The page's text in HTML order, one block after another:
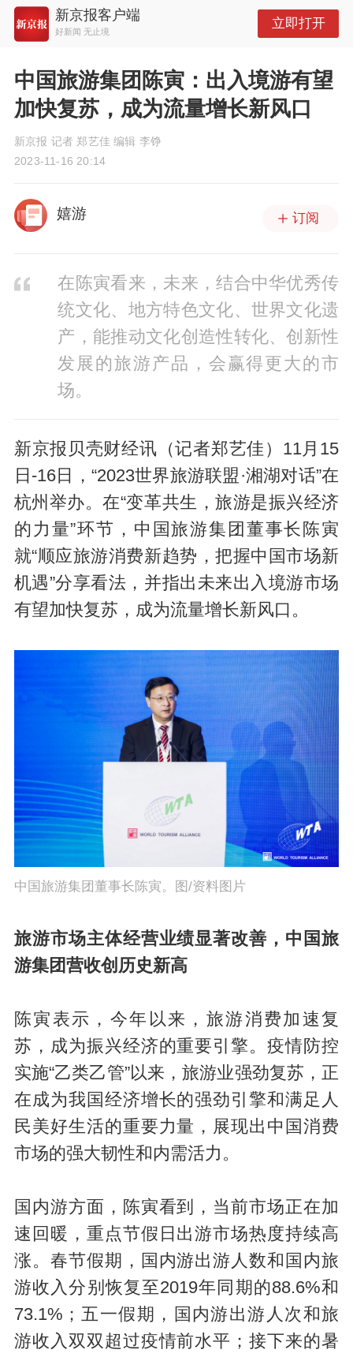
新京报客户端
好新闻 无止境
立即打开
中国旅游集团陈寅：出入境游有望
加快复苏，成为流量增长新风口
新京报 记者 郑艺佳 编辑 李铮
2023-11-16 20:14
嬉游 订阅
在陈寅看来，未来，结合中华优秀传
统文化、地方特色文化、世界文化遗
产，能推动文化创造性转化、创新性
发展的旅游产品，会赢得更大的市
场。
新京报贝壳财经讯（记者郑艺佳）11月15
日-16日，“2023世界旅游联盟·湘湖对话”在
杭州举办。在“变革共生，旅游是振兴经济
的力量”环节，中国旅游集团董事长陈寅
就“顺应旅游消费新趋势，把握中国市场新
机遇”分享看法，并指出未来出入境游市场
有望加快复苏，成为流量增长新风口。
中国旅游集团董事长陈寅。图/资料图片
旅游市场主体经营业绩显著改善，中国旅
游集团营收创历史新高
陈寅表示，今年以来，旅游消费加速复
苏，成为振兴经济的重要引擎。疫情防控
实施“乙类乙管”以来，旅游业强劲复苏，正
在成为我国经济增长的强劲引擎和满足人
民美好生活的重要力量，展现出中国消费
市场的强大韧性和内需活力。
国内游方面，陈寅看到，当前市场正在加
速回暖，重点节假日出游市场热度持续高
涨。春节假期，国内游出游人数和国内旅
游收入分别恢复至2019年同期的88.6%和
73.1%；五一假期，国内游出游人次和旅
游收入双双超过疫情前水平；接下来的暑